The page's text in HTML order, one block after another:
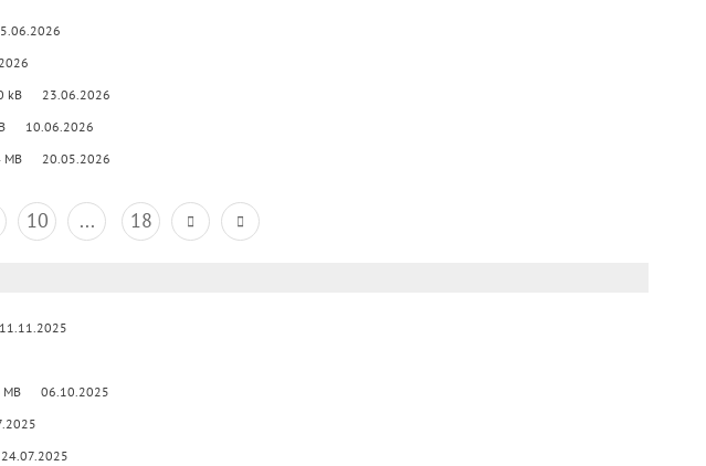
kB 23.06.2026
10.06.2026
MB 20.05.2026
10 ... 18
11.11.2025
MB 06.10.2025
24.07.2025